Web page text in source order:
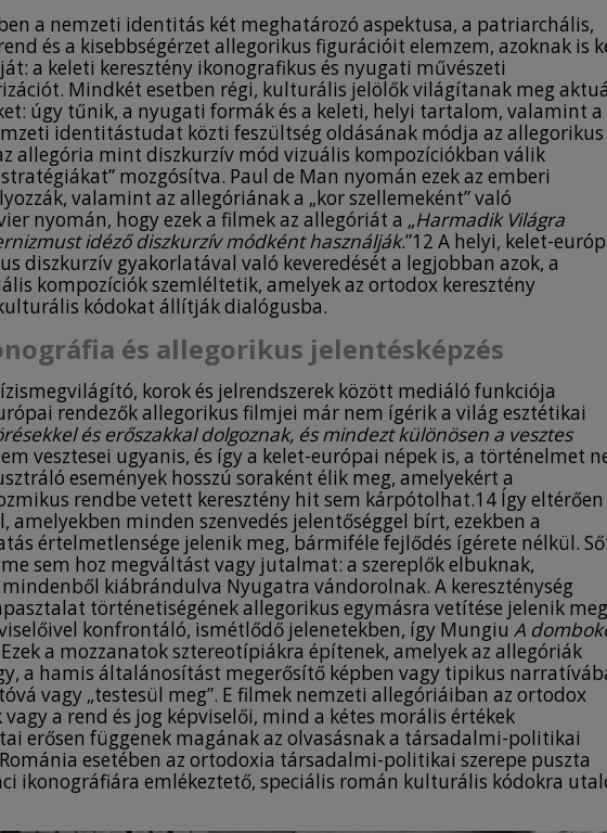
a nemzeti identitás két meghatározó aspektusa, a patriarchális,
és a kisebbségérzet allegorikus figurációit elemzem, azoknak is
a keleti keresztény ikonografikus és nyugati művészeti
Mindkét esetben régi, kulturális jelölők világítanak meg
úgy tűnik, a nyugati formák és a keleti, helyi tartalom, valamint a
identitástudat közti feszültség oldásának módja az allegorikus
allegória mint diszkurzív mód vizuális kompozíciókban válik
mozgósítva. Paul de Man nyomán ezek az emberi
valamint az allegóriának a „kor szellemeként” való
nyomán, hogy ezek a filmek az allegóriát a „Harmadik Világra
idéző diszkurzív módként használják.”12 A helyi, kelet-
diszkurzív gyakorlatával való keveredését a legjobban azok, a
kompozíciók szemléltetik, amelyek az ortodox keresztény
kódokat állítják dialógusba.
és allegorikus jelentésképzés
korok és jelrendszerek között mediáló funkciója
rendezők allegorikus filmjei már nem ígérik a világ esztétikai
és erőszakkal dolgoznak, és mindezt különösen a vesztes
vesztesei ugyanis, és így a kelet-európai népek is, a történelmet
események hosszú soraként élik meg, amelyekért a
rendbe vetett keresztény hit sem kárpótolhat.14 Így eltérően
minden szenvedés jelentőséggel bírt, ezekben a
értelmetlensége jelenik meg, bármiféle fejlődés ígérete nélkül.
sem hoz megváltást vagy jutalmat: a szereplők elbuknak,
kiábrándulva Nyugatra vándorolnak. A kereszténység
történetiségének allegorikus egymásra vetítése jelenik
konfrontáló, ismétlődő jelenetekben, így Mungiu A
a mozzanatok sztereotípiákra építenek, amelyek az allegóriák
a hamis általánosítást megerősítő képben vagy tipikus
vagy „testesül meg”. E filmek nemzeti allegóriáiban az ortodox
a rend és jog képviselői, mind a kétes morális értékek
erősen függenek magának az olvasásnak a társadalmi-politikai
esetében az ortodoxia társadalmi-politikai szerepe puszta
ikonográfiára emlékeztető, speciális román kulturális kódokra